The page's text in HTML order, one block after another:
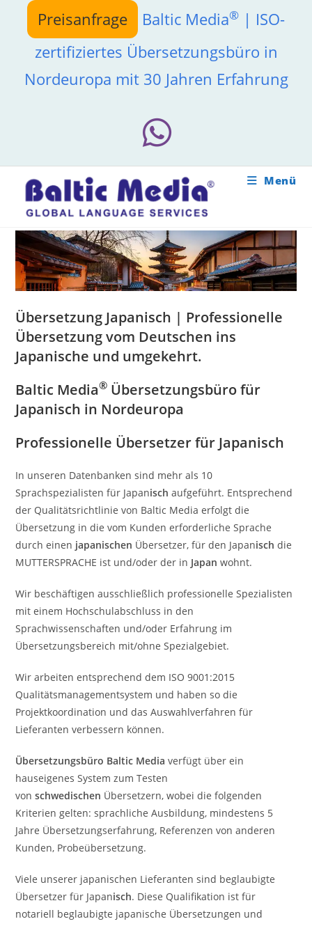
springen
Preisanfrage Baltic Media® | ISO-
zertifiziertes Übersetzungsbüro in
Nordeuropa mit 30 Jahren Erfahrung
Menü
Übersetzung Japanisch | Professionelle
Übersetzung vom Deutschen ins
Japanische und umgekehrt.
Baltic Media® Übersetzungsbüro für
Japanisch in Nordeuropa
Professionelle Übersetzer für Japanisch
In unseren Datenbanken sind mehr als 10
Sprachspezialisten für Japanisch aufgeführt. Entsprechend
der Qualitätsrichtlinie von Baltic Media erfolgt die
Übersetzung in die vom Kunden erforderliche Sprache
durch einen japanischen Übersetzer, für den Japanisch die
MUTTERSPRACHE ist und/oder der in Japan wohnt.
Wir beschäftigen ausschließlich professionelle Spezialisten
mit einem Hochschulabschluss in den
Sprachwissenschaften und/oder Erfahrung im
Übersetzungsbereich mit/ohne Spezialgebiet.
Wir arbeiten entsprechend dem ISO 9001:2015
Qualitätsmanagementsystem und haben so die
Projektkoordination und das Auswahlverfahren für
Lieferanten verbessern können.
Übersetzungsbüro Baltic Media verfügt über ein
hauseigenes System zum Testen
vonschwedischen Übersetzern, wobei die folgenden
Kriterien gelten: sprachliche Ausbildung, mindestens 5
Jahre Übersetzungserfahrung, Referenzen von anderen
Kunden, Probeübersetzung.
Viele unserer japanischen Lieferanten sind beglaubigte
Übersetzer für Japanisch. Diese Qualifikation ist für
notariell beglaubigte japanische Übersetzungen und